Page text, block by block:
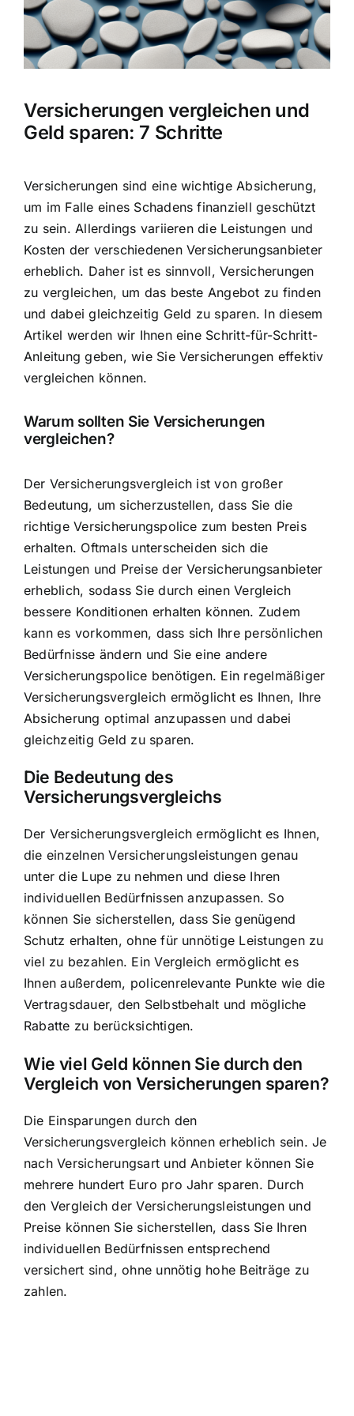
Hausratversicherung
Berufsunfähigkeitsversicherung
Weitere Tarifvergleiche
Versicherungen vergleichen und
Geld sparen: 7 Schritte
Versicherungen sind eine wichtige Absicherung,
um im Falle eines Schadens finanziell geschützt
zu sein. Allerdings variieren die Leistungen und
Kosten der verschiedenen Versicherungsanbieter
erheblich. Daher ist es sinnvoll, Versicherungen
zu vergleichen, um das beste Angebot zu finden
und dabei gleichzeitig Geld zu sparen. In diesem
Artikel werden wir Ihnen eine Schritt-für-Schritt-
Anleitung geben, wie Sie Versicherungen effektiv
vergleichen können.
Warum sollten Sie Versicherungen
vergleichen?
Der Versicherungsvergleich ist von großer
Bedeutung, um sicherzustellen, dass Sie die
richtige Versicherungspolice zum besten Preis
erhalten. Oftmals unterscheiden sich die
Leistungen und Preise der Versicherungsanbieter
erheblich, sodass Sie durch einen Vergleich
bessere Konditionen erhalten können. Zudem
kann es vorkommen, dass sich Ihre persönlichen
Bedürfnisse ändern und Sie eine andere
Versicherungspolice benötigen. Ein regelmäßiger
Versicherungsvergleich ermöglicht es Ihnen, Ihre
Absicherung optimal anzupassen und dabei
gleichzeitig Geld zu sparen.
Die Bedeutung des
Versicherungsvergleichs
Der Versicherungsvergleich ermöglicht es Ihnen,
die einzelnen Versicherungsleistungen genau
unter die Lupe zu nehmen und diese Ihren
individuellen Bedürfnissen anzupassen. So
können Sie sicherstellen, dass Sie genügend
Schutz erhalten, ohne für unnötige Leistungen zu
viel zu bezahlen. Ein Vergleich ermöglicht es
Ihnen außerdem, policenrelevante Punkte wie die
Vertragsdauer, den Selbstbehalt und mögliche
Rabatte zu berücksichtigen.
Wie viel Geld können Sie durch den
Vergleich von Versicherungen sparen?
Die Einsparungen durch den
Versicherungsvergleich können erheblich sein. Je
nach Versicherungsart und Anbieter können Sie
mehrere hundert Euro pro Jahr sparen. Durch
den Vergleich der Versicherungsleistungen und
Preise können Sie sicherstellen, dass Sie Ihren
individuellen Bedürfnissen entsprechend
versichert sind, ohne unnötig hohe Beiträge zu
zahlen.